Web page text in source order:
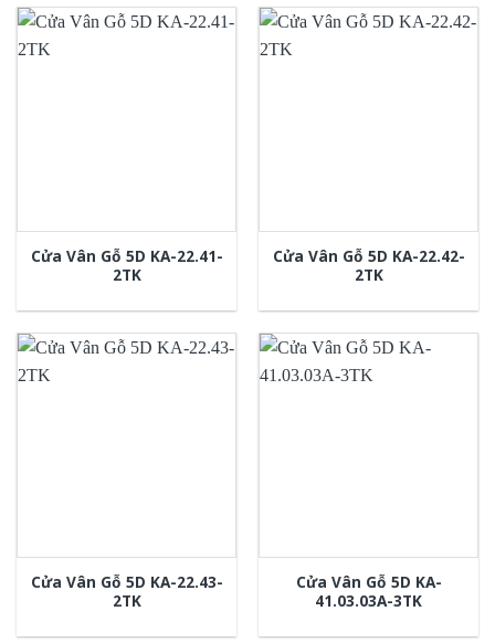
Cửa Vân Gỗ 5D KA-22.41-
2TK
Cửa Vân Gỗ 5D KA-22.42-
2TK
Cửa Vân Gỗ 5D KA-22.43-
2TK
Cửa Vân Gỗ 5D KA-
41.03.03A-3TK